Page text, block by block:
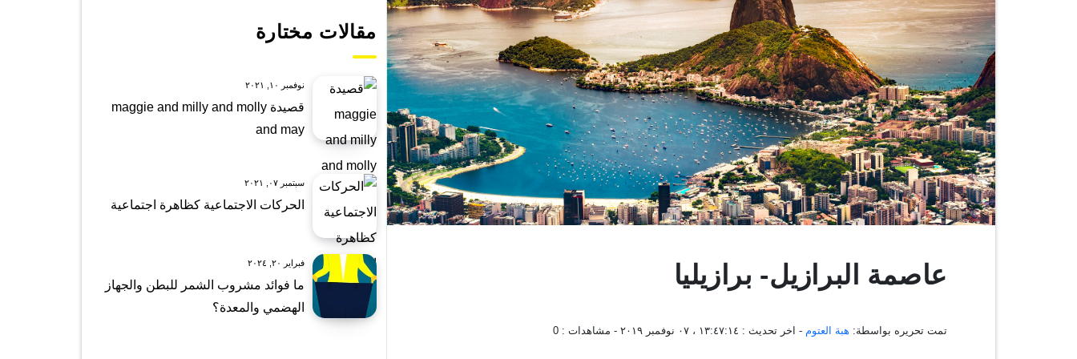
عاصمة البرازيل- برازيليا
تمت تحريره بواسطة: هبة العتوم - اخر تحديث : ١٣:٤٧:١٤ ، ٠٧ نوفمبر ٢٠١٩ - مشاهدات : 0
مقالات مختارة
نوفمبر ١٠, ٢٠٢١
قصيدة maggie and milly and molly
and may
سبتمبر ٠٧, ٢٠٢١
الحركات الاجتماعية كظاهرة اجتماعية
فبراير ٢٠, ٢٠٢٤
ما فوائد مشروب الشمر للبطن والجهاز
الهضمي والمعدة؟